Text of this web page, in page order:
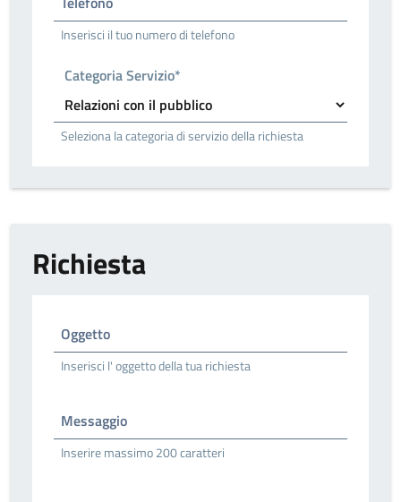
Inserisci il tuo numero di telefono
Categoria Servizio*
Seleziona la categoria di servizio della richiesta
Richiesta
Oggetto
Inserisci l' oggetto della tua richiesta
Messaggio
Inserire massimo 200 caratteri